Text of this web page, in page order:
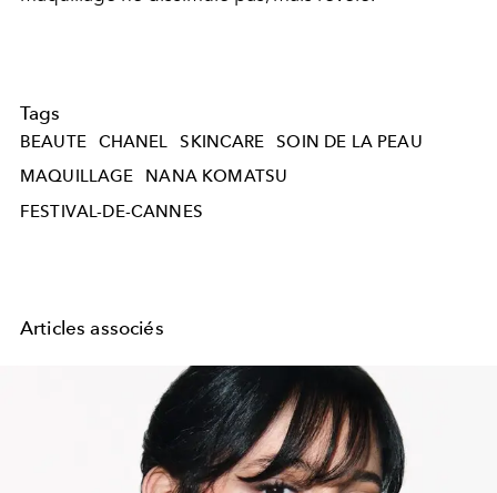
Tags
BEAUTE CHANEL SKINCARE
SOIN DE LA PEAU
MAQUILLAGE
NANA KOMATSU
FESTIVAL-DE-CANNES
Articles associés